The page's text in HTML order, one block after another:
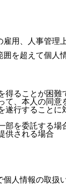
用、人事管
を超えて個人
得ることが困難
、本人の同意
行すること
部を委託する場
供される場合
人情報の取扱